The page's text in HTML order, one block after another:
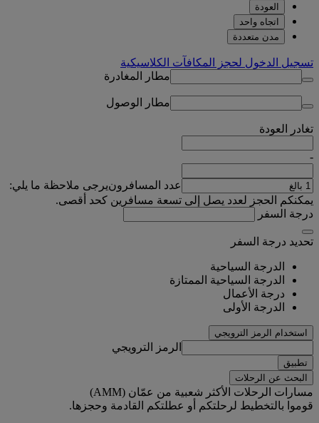
العودة
اتجاه واحد
مدن متعددة
تسجيل الدخول لحجز المكافآت الكلاسيكية
مطار المغادرة
مطار الوصول
تغادر العودة
-
عدد المسافرونيرجى ملاحظة ما يلي:
يمكنكم الحجز لعدد يصل إلى تسعة مسافرين كحد أقصى.
درجة السفر
تحديد درجة السفر
الدرجة السياحية
الدرجة السياحية الممتازة
درجة الأعمال
الدرجة الأولى
استخدام الرمز الترويجي
الرمز الترويجي
تطبيق
البحث عن الرحلات
مسارات الرحلات الأكثر شعبية من عمّان (AMM)
قوموا بالتخطيط لرحلتكم أو عطلتكم القادمة وحجزها.